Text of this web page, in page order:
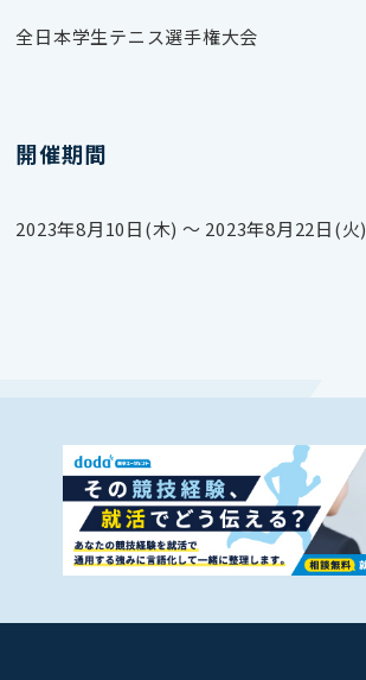
全日本学生テニス選手権大会
開催期間
2023年8月10日(木) 〜 2023年8月22日(火)